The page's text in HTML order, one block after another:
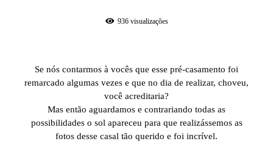
936visualizações
Se nós contarmos à vocês que esse pré-casamento foi
remarcado algumas vezes e que no dia de realizar, choveu,
você acreditaria?
Mas então aguardamos e contrariando todas as
possibilidades o sol apareceu para que realizássemos as
fotos desse casal tão querido e foi incrível.